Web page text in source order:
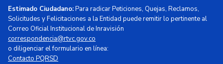
Estimado Ciudadano:Para radicar Peticiones, Quejas, Reclamos,
Solicitudes y Felicitaciones a la Entidad puede remitir lo pertinente al
Correo Oficial Institucional de Inravisión
correspondencia@rtvc.gov.co
o diligenciar el formulario en línea:
Contacto PQRSD